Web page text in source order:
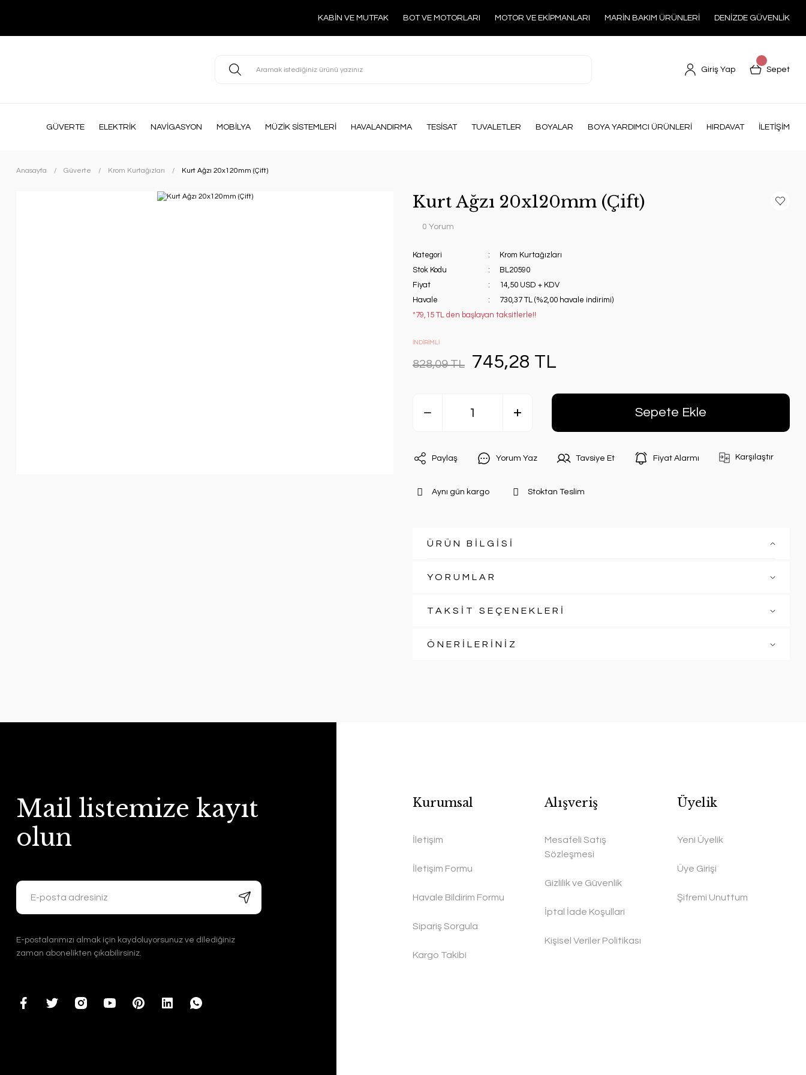
KABİN VE MUTFAK BOT VE MOTORLARI MOTOR VE EKİPMANLARI MARİN BAKIM ÜRÜNLERİ DENİZDE GÜVENLİK
Giriş Yap Sepet
GÜVERTE ELEKTRİK NAVİGASYON MOBİLYA MÜZİK SİSTEMLERİ HAVALANDIRMA TESİSAT TUVALETLER BOYALAR BOYA YARDIMCI ÜRÜNLERİ HIRDAVAT İLETİŞİM
Anasayfa Güverte Krom Kurtağızları Kurt Ağzı 20x120mm (Çift)
Kurt Ağzı 20x120mm (Çift)
0 Yorum
Kategori
Krom Kurtağızları
Stok Kodu
BL20590
Fiyat
14,50 USD + KDV
Havale
730,37 TL (%2,00 havale indirimi)
*79,15 TL den başlayan taksitlerle!!
İNDİRİMLİ
828,09 TL 745,28 TL
Sepete Ekle
Paylaş Yorum Yaz Tavsiye Et Fiyat Alarmı Karşılaştır
Aynı gün kargo Stoktan Teslim
ÜRÜN BİLGİSİ
YORUMLAR
TAKSİT SEÇENEKLERİ
ÖNERİLERİNİZ
Mail listemize kayıt
olun
E-postalarımızı almak için kaydoluyorsunuz ve dilediğiniz
zaman abonelikten çıkabilirsiniz.
Kurumsal
İletişim
İletişim Formu
Havale Bildirim Formu
Sipariş Sorgula
Kargo Takibi
Alışveriş
Mesafeli Satış
Sözleşmesi
Gizlilik ve Güvenlik
İptal İade Koşullari
Kişisel Veriler Politikası
Üyelik
Yeni Üyelik
Üye Girişi
Şifremi Unuttum